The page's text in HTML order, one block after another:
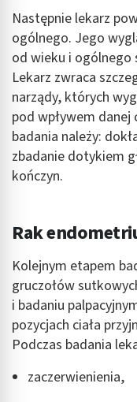
Następnie lekarz
ogólnego. Jego
od wieku i ogólnego
Lekarz zwraca
narządy, których
pod wpływem
badania należy:
zbadanie dotykiem
kończyn.
Rak
Kolejnym etapem
gruczołów
i badaniu
pozycjach ciała
Podczas badania
zaczerwienienia,